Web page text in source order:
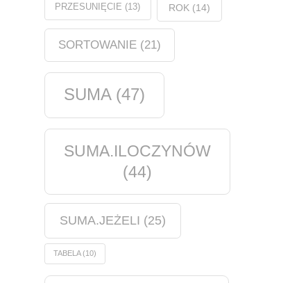
PRZESUNIĘCIE (13) ROK (14)
SORTOWANIE(21)
SUMA(47)
SUMA.ILOCZYNÓW
(44)
SUMA.JEŻELI (25)
TABELA(10)